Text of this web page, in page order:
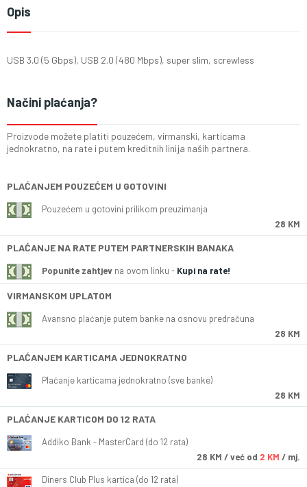
Opis
USB 3.0 (5 Gbps), USB 2.0 (480 Mbps), super slim, screwless
Načini plaćanja?
Proizvode možete platiti pouzećem, virmanski, karticama
jednokratno, na rate i putem kreditnih linija naših partnera.
PLAĆANJEM POUZEĆEM U GOTOVINI
Pouzećem u gotovini prilikom preuzimanja
28 KM
PLAĆANJE NA RATE PUTEM PARTNERSKIH BANAKA
Popunite zahtjev na ovom linku - Kupi na rate!
VIRMANSKOM UPLATOM
Avansno plaćanje putem banke na osnovu predračuna
28 KM
PLAĆANJEM KARTICAMA JEDNOKRATNO
Plaćanje karticama jednokratno (sve banke)
28 KM
PLAĆANJE KARTICOM DO 12 RATA
Addiko Bank - MasterCard (do 12 rata)
28 KM / već od 2 KM / mj.
Diners Club Plus kartica (do 12 rata)